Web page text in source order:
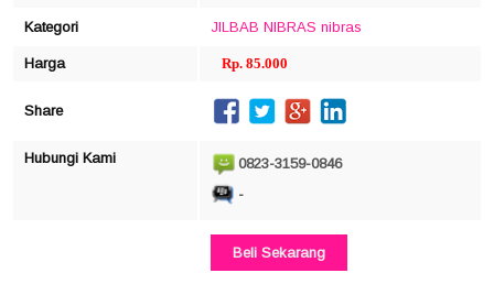
Kategori JILBAB NIBRAS nibras
Harga Rp. 85.000
Share
Hubungi Kami
0823-3159-0846
-
Beli Sekarang